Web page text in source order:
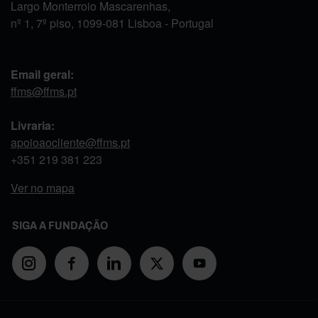
Largo Monterroio Mascarenhas,
nº 1, 7º piso, 1099-081 Lisboa - Portugal
Email geral:
ffms@ffms.pt
Livraria:
apoioaocliente@ffms.pt
+351 219 381 223
Ver no mapa
SIGA A FUNDAÇÃO